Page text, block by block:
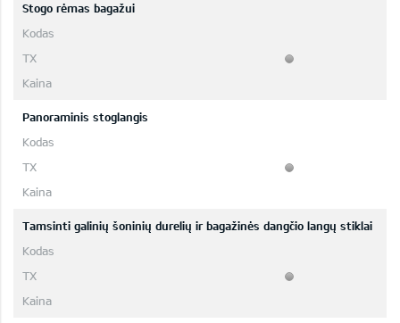
Stogo rėmas bagažui
Panoraminis stoglangis
Tamsinti galinių šoninių durelių ir bagažinės dangčio langų stiklai